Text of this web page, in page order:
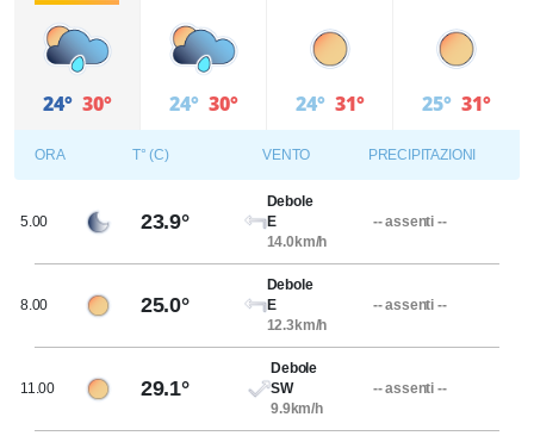
24° 30° 24° 30° 24° 31° 25° 31°
ORA T° (C) VENTO PRECIPITAZIONI
5.00 23.9°
Debole
E
14.0km/h
-- assenti --
8.00 25.0°
Debole
E
12.3km/h
-- assenti --
11.00 29.1°
Debole
SW
9.9km/h
-- assenti --